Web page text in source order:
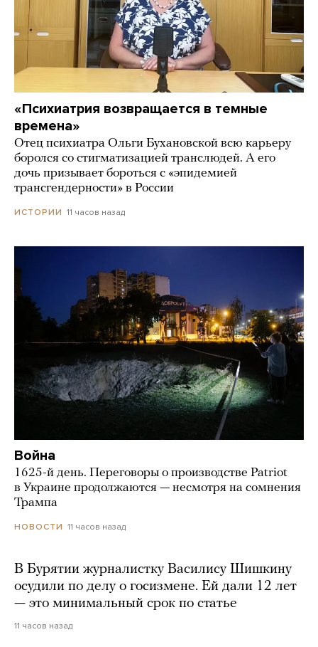
«Психиатрия возвращается в темные
времена»
Отец психиатра Ольги Бухановской всю карьеру
боролся со стигматизацией транслюдей. А его
дочь призывает бороться с «эпидемией
трансгендерности» в России
ИСТОРИИ 11 часов назад
Война
1625-й день. Переговоры о производстве Patriot
в Украине продолжаются — несмотря на сомнения
Трампа
НОВОСТИ 11 часов назад
В Бурятии журналистку Василису Шишкину
осудили по делу о госизмене. Ей дали 12 лет
— это минимальный срок по статье
11 часов назад